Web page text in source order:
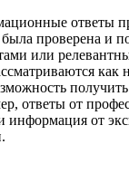
ответы
проверена и
или
как
ответы от
информация от